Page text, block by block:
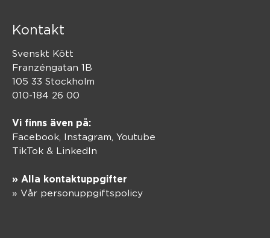
Kontakt
Svenskt Kött
Franzéngatan 1B
105 33 Stockholm
010-184 26 00
Vi finns även på:
Facebook, Instagram, Youtube
TikTok & LinkedIn
» Alla kontaktuppgifter
» Vår personuppgiftspolicy